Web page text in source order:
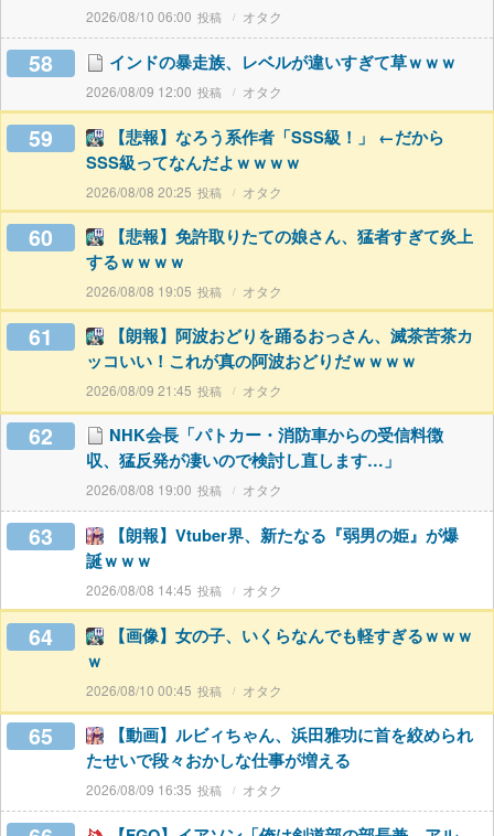
2026/08/10 06:00 オタク
58 インドの暴走族、レベルが違いすぎて草ｗｗｗ
2026/08/09 12:00 オタク
59
【悲報】なろう系作者「SSS級！」 ←だから
SSS級ってなんだよｗｗｗｗ
2026/08/08 20:25 オタク
60
【悲報】免許取りたての娘さん、猛者すぎて炎上
するｗｗｗｗ
2026/08/08 19:05 オタク
61
【朗報】阿波おどりを踊るおっさん、滅茶苦茶カ
ッコいい！これが真の阿波おどりだｗｗｗｗ
2026/08/09 21:45 オタク
62
NHK会長「パトカー・消防車からの受信料徴
収、猛反発が凄いので検討し直します…」
2026/08/08 19:00 オタク
63
【朗報】Vtuber界、新たなる『弱男の姫』が爆
誕ｗｗｗ
2026/08/08 14:45 オタク
64
【画像】女の子、いくらなんでも軽すぎるｗｗｗ
ｗ
2026/08/10 00:45 オタク
65
【動画】ルビィちゃん、浜田雅功に首を絞められ
たせいで段々おかしな仕事が増える
2026/08/09 16:35 オタク